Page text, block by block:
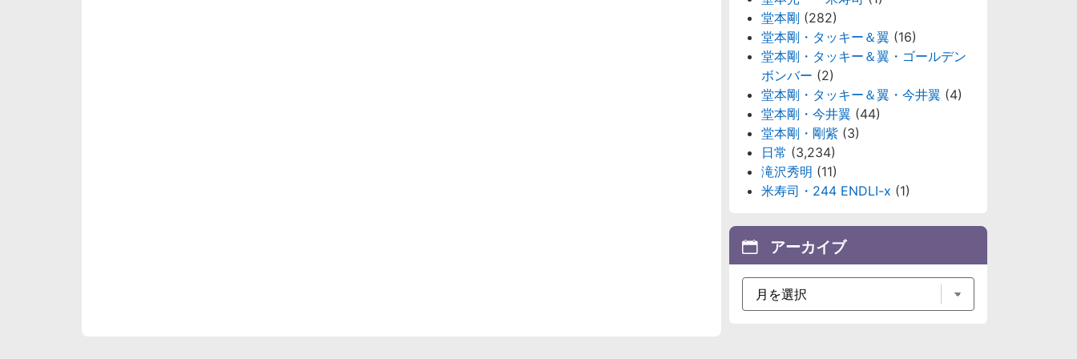
堂本剛 (282)
堂本剛・タッキー＆翼 (16)
堂本剛・タッキー＆翼・ゴールデン
ボンバー (2)
堂本剛・タッキー＆翼・今井翼 (4)
堂本剛・今井翼 (44)
堂本剛・剛紫 (3)
日常 (3,234)
滝沢秀明 (11)
米寿司・244 ENDLI-x (1)
アーカイブ